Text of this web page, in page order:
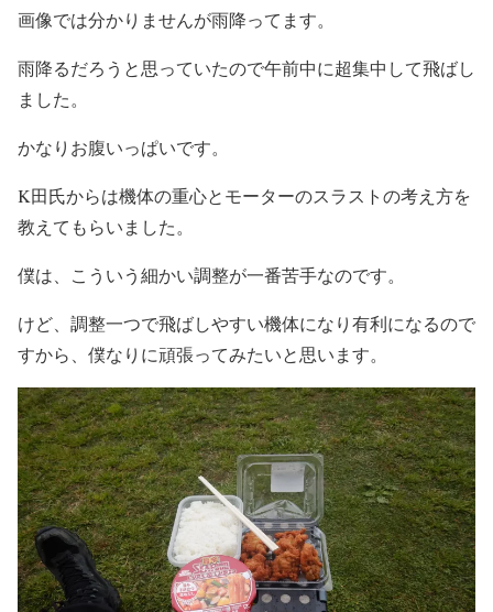
画像では分かりませんが雨降ってます。
雨降るだろうと思っていたので午前中に超集中して飛ばし
ました。
かなりお腹いっぱいです。
K田氏からは機体の重心とモーターのスラストの考え方を
教えてもらいました。
僕は、こういう細かい調整が一番苦手なのです。
けど、調整一つで飛ばしやすい機体になり有利になるので
すから、僕なりに頑張ってみたいと思います。